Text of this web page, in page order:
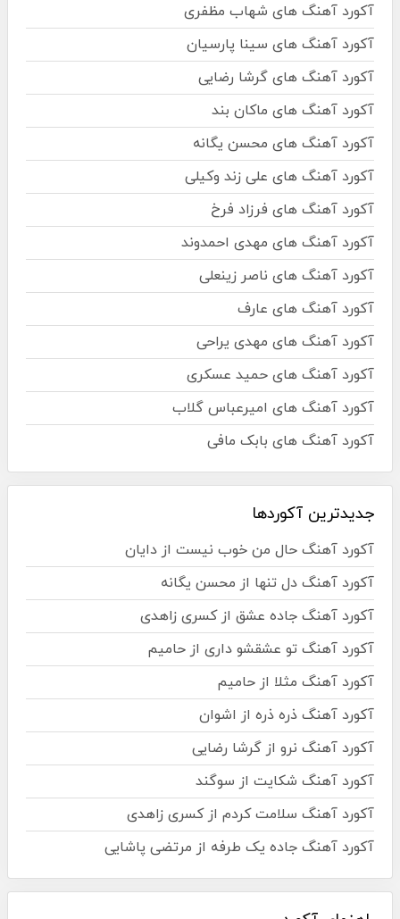
آکورد آهنگ های شهاب مظفری
آکورد آهنگ های سینا پارسیان
آکورد آهنگ های گرشا رضایی
آکورد آهنگ های ماکان بند
آکورد آهنگ های محسن یگانه
آکورد آهنگ های علی زند وکیلی
آکورد آهنگ های فرزاد فرخ
آکورد آهنگ های مهدی احمدوند
آکورد آهنگ های ناصر زینعلی
آکورد آهنگ های عارف
آکورد آهنگ های مهدی یراحی
آکورد آهنگ های حمید عسکری
آکورد آهنگ های امیرعباس گلاب
آکورد آهنگ های بابک مافی
جدیدترین آکوردها
آکورد آهنگ حال من خوب نیست از دایان
آکورد آهنگ دل تنها از محسن یگانه
آکورد آهنگ جاده عشق از کسری زاهدی
آکورد آهنگ تو عشقشو داری از حامیم
آکورد آهنگ مثلا از حامیم
آکورد آهنگ ذره ذره از اشوان
آکورد آهنگ نرو از گرشا رضایی
آکورد آهنگ شکایت از سوگند
آکورد آهنگ سلامت کردم از کسری زاهدی
آکورد آهنگ جاده یک طرفه از مرتضی پاشایی